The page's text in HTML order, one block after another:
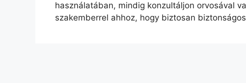
használatában, mindig konzultáljon orvosával
szakemberrel ahhoz, hogy biztosan